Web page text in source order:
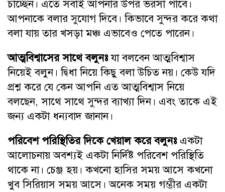
চাচ্ছেন। এতে সবাই আপনার উপর ভরসা পাবে।
আপনাকে বলার সুযোগ দিবে। কিভাবে সুন্দর করে কথা
বলা যায় তার খসড়া মঞ্চ এভাবেও পেতে পারেন।
আত্মবিশ্বাসের সাথে বলুনঃযা বলবেন আত্মবিশ্বাস
নিয়েই বলুন। দ্বিধা নিয়ে কিছু বলা উচিত নয়। কেউ যদি
প্রশ্ন করে যে কেন আপনি এত আত্মবিশ্বাস নিয়ে
বলছেন, সাথে সাথে সুন্দর ব্যাখ্যা দিন। এবং তাকে এই
জন্য একটা ধন্যবাদ জানান।
পরিবেশ পরিস্থিতির দিকে খেয়াল করে বলুনঃএকটা
আলোচনায় অবশ্যই একটা নির্দিষ্ট পরিবেশ পরিস্থিতি
থাকে না। চেঞ্জ হয়। কখনো হাসির সময় আসে কখনো
খুব সিরিয়াস সময় আসে। অনেক সময় গম্ভীর একটা